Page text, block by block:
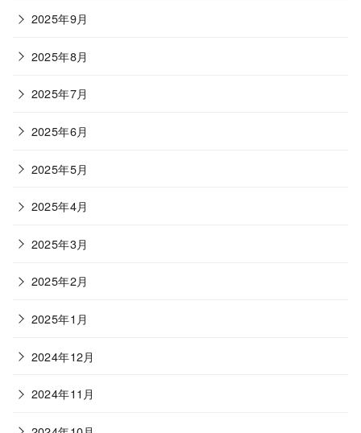
2025年9月
2025年8月
2025年7月
2025年6月
2025年5月
2025年4月
2025年3月
2025年2月
2025年1月
2024年12月
2024年11月